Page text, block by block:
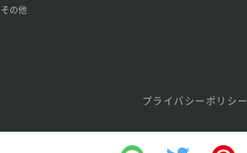
その他
プライバシーポリシー